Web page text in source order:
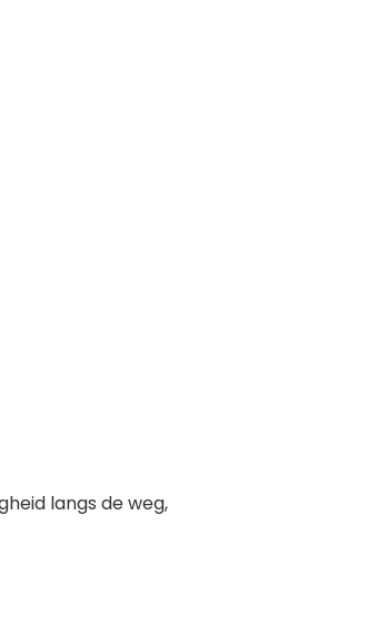
langs de weg,